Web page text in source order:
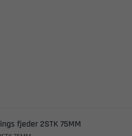
fjeder 2STK 75MM